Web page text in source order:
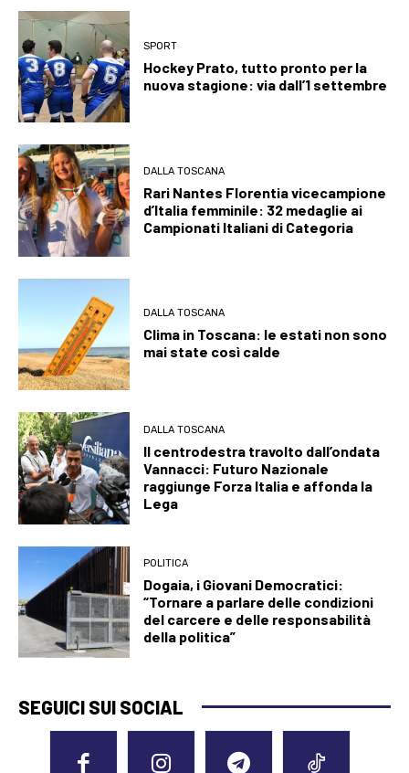
SPORT
Hockey Prato, tutto pronto per la
nuova stagione: via dall’1 settembre
DALLA TOSCANA
Rari Nantes Florentia vicecampione
d’Italia femminile: 32 medaglie ai
Campionati Italiani di Categoria
DALLA TOSCANA
Clima in Toscana: le estati non sono
mai state così calde
DALLA TOSCANA
Il centrodestra travolto dall’ondata
Vannacci: Futuro Nazionale
raggiunge Forza Italia e affonda la
Lega
POLITICA
Dogaia, i Giovani Democratici:
“Tornare a parlare delle condizioni
del carcere e delle responsabilità
della politica”
SEGUICI SUI SOCIAL